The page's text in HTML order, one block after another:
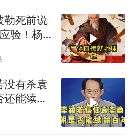
勒死前说
验！杨
没有杀袁
能续命